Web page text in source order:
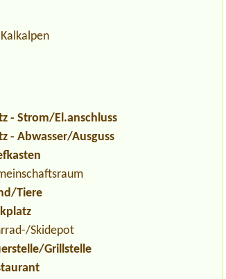
- Strom/El.anschluss
- Abwasser/Ausguss
Tiere
Skidepot
Grillstelle